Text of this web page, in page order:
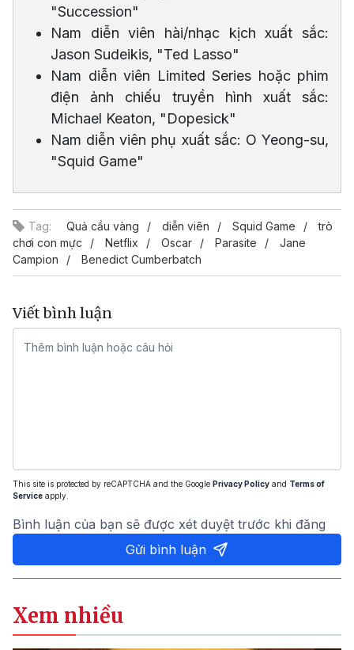
"Succession"
Nam diễn viên hài/nhạc kịch xuất sắc:
Jason Sudeikis, "Ted Lasso"
Nam diễn viên Limited Series hoặc phim
điện ảnh chiếu truyền hình xuất sắc:
Michael Keaton, "Dopesick"
Nam diễn viên phụ xuất sắc: O Yeong-su,
"Squid Game"
Tag: Quả cầu vàng diễn viên Squid Game
trò
chơi con mực
Netflix Oscar Parasite
Jane
Campion
Benedict Cumberbatch
Viết bình luận
This site is protected by reCAPTCHA and the Google Privacy Policy and Terms of
Service apply.
Bình luận của bạn sẽ được xét duyệt trước khi đăng
Gửi bình luận
Xem nhiều